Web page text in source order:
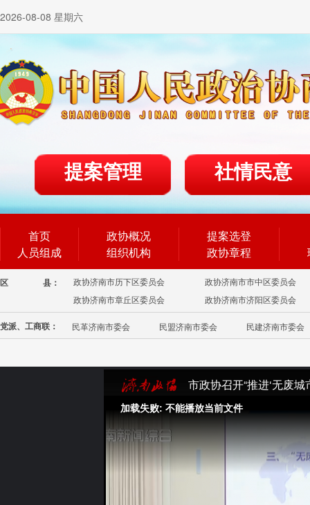
2026-08-08 星期六
提案管理 社情民意
首页
人员组成
政协概况
组织机构
提案选登
政协章程
区 县： 政协济南市历下区委员会
政协济南市市中区委员会
政协济南市章丘区委员会
政协济南市济阳区委员会
党派、工商联： 民革济南市委会 民盟济南市委会 民建济南市委会
市政协召开“推进‘无废
加载失败: 不能播放当前文件